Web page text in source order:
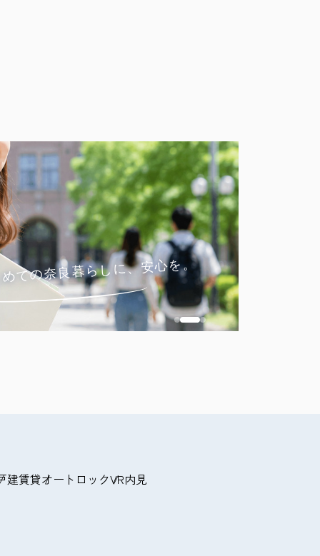
ての奈良暮らしに、安心を。
建賃貸オートロックVR内見